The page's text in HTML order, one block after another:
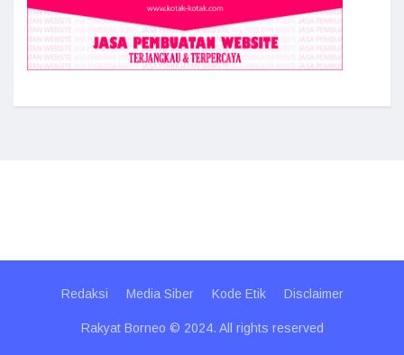
Redaksi Media Siber Kode Etik Disclaimer
Rakyat Borneo © 2024. All rights reserved